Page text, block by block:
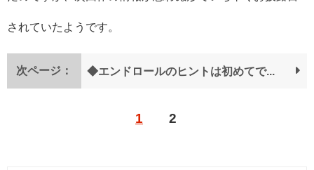
されていたようです。
次ページ：
1 2